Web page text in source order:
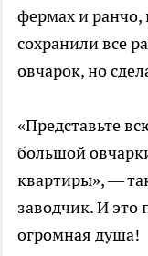
фермах и ранчо,
сохранили все
овчарок, но
«Представьте
большой
квартиры», —
заводчик. И это
огромная душа!